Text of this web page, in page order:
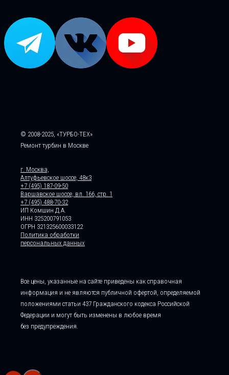
© 2008-2025, «ТУРБО-ТЕХ»
Ремонт турбин в Москве
г. Москва,
Алтуфьевское шоссе, 48к3
+7 (495) 187-09-50
Варшавское шоссе, вл. 166, стр. 1
+7 (495) 488-70-32
ИП Комшин Д.А.
ИНН 325200791053
ОГРН 321325600033122
Политика обработки
персональных данных
Все цены, указанные на сайте приведены как справочная
информация и не являются публичной офертой, определяемой
положениями статьи 437 Гражданского кодекса Российской
Федерации и могут быть изменены в любое время
без предупреждения.